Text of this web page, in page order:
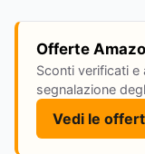
Offerte
Sconti verificati e
segnalazione
Vedi le